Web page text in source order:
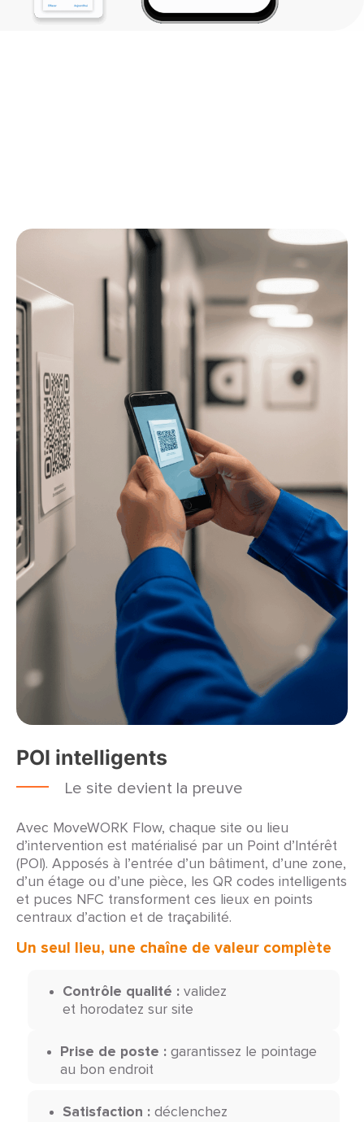
POI intelligents
Le site devient la preuve
Avec MoveWORK Flow, chaque site ou lieu
d’intervention est matérialisé par un Point d’Intérêt
(POI). Apposés à l’entrée d’un bâtiment, d’une zone,
d’un étage ou d’une pièce, les QR codes intelligents
et puces NFC transforment ces lieux en points
centraux d’action et de traçabilité.
Un seul lieu, une chaîne de valeur complète
Contrôle qualité : validez
et horodatez sur site
Prise de poste : garantissez le pointage
au bon endroit
Satisfaction : déclenchez